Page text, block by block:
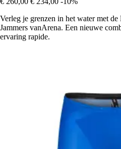
Verleg je grenzen in het water met
Jammers vanArena. Een nieuwe
ervaring rapide.